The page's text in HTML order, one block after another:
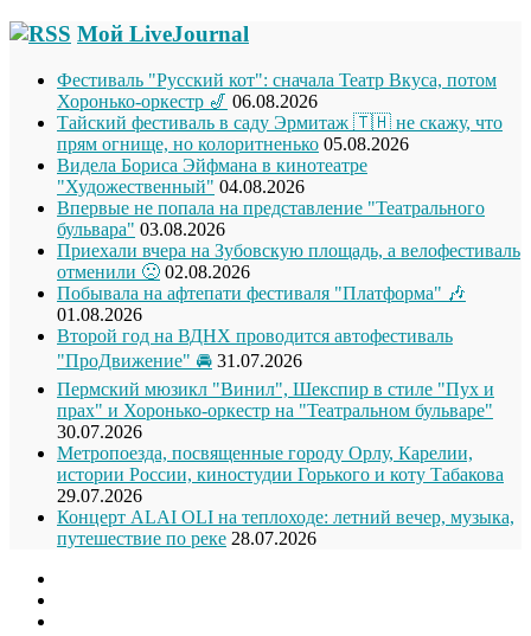
Мой LiveJournal
Фестиваль "Русский кот": сначала Театр Вкуса, потом
Хоронько-оркестр 🎷 06.08.2026
Тайский фестиваль в саду Эрмитаж 🇹🇭 не скажу, что
прям огнище, но колоритненько 05.08.2026
Видела Бориса Эйфмана в кинотеатре
"Художественный" 04.08.2026
Впервые не попала на представление "Театрального
бульвара" 03.08.2026
Приехали вчера на Зубовскую площадь, а велофестиваль
отменили 🙁 02.08.2026
Побывала на афтепати фестиваля "Платформа" 🎶
01.08.2026
Второй год на ВДНХ проводится автофестиваль
"ПроДвижение" 🚘 31.07.2026
Пермский мюзикл "Винил", Шекспир в стиле "Пух и
прах" и Хоронько-оркестр на "Театральном бульваре"
30.07.2026
Метропоезда, посвященные городу Орлу, Карелии,
истории России, киностудии Горького и коту Табакова
29.07.2026
Концерт ALAI OLI на теплоходе: летний вечер, музыка,
путешествие по реке 28.07.2026